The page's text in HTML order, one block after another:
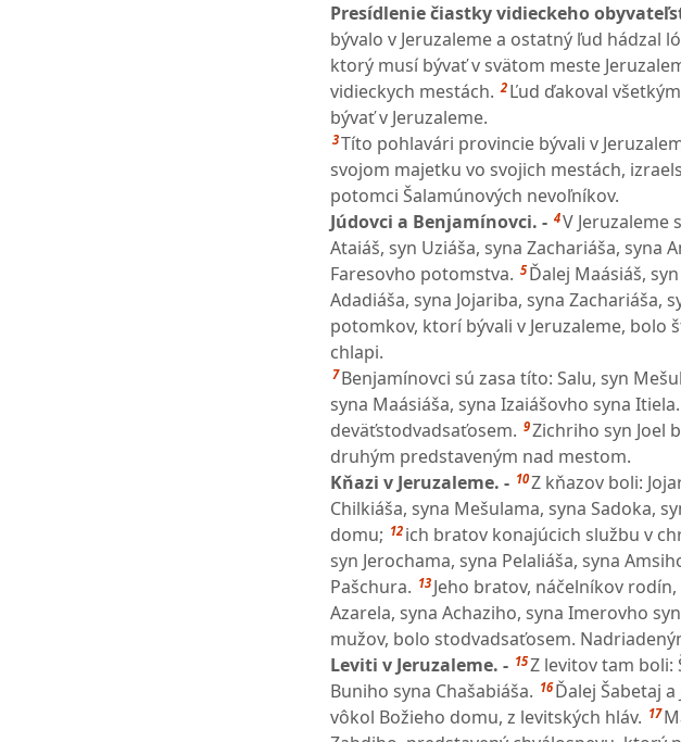
Presídlenie čiastky vidieckeho
bývalo v Jeruzaleme a ostatný ľud hádzal
ktorý musí bývať v svätom meste
vidieckych mestách. 2 Ľud ďakoval
bývať v Jeruzaleme.
3Títo pohlavári provincie bývali v
svojom majetku vo svojich mestách,
potomci Šalamúnových nevoľníkov.
Júdovci a Benjamínovci. - 4V Jeruzaleme
Ataiáš, syn Uziáša, syna Zachariáša, syna
Faresovho potomstva. 5 Ďalej Maásiáš,
Adadiáša, syna Jojariba, syna Zachariáša,
potomkov, ktorí bývali v Jeruzaleme,
chlapi.
7 Benjamínovci sú zasa títo: Salu, syn
syna Maásiáša, syna Izaiášovho syna Itiela.
deväťstodvadsaťosem. 9Zichriho syn Joel
druhým predstaveným nad mestom.
Kňazi v Jeruzaleme. - 10Z kňazov boli:
Chilkiáša, syna Mešulama, syna Sadoka,
domu; 12 ich bratov konajúcich službu v
syn Jerochama, syna Pelaliáša, syna
Pašchura. 13 Jeho bratov, náčelníkov
Azarela, syna Achaziho, syna Imerovho
mužov, bolo stodvadsaťosem.
Leviti v Jeruzaleme. - 15Z levitov tam boli:
Buniho syna Chašabiáša. 16 Ďalej Šabetaj
vôkol Božieho domu, z levitských hláv. 17